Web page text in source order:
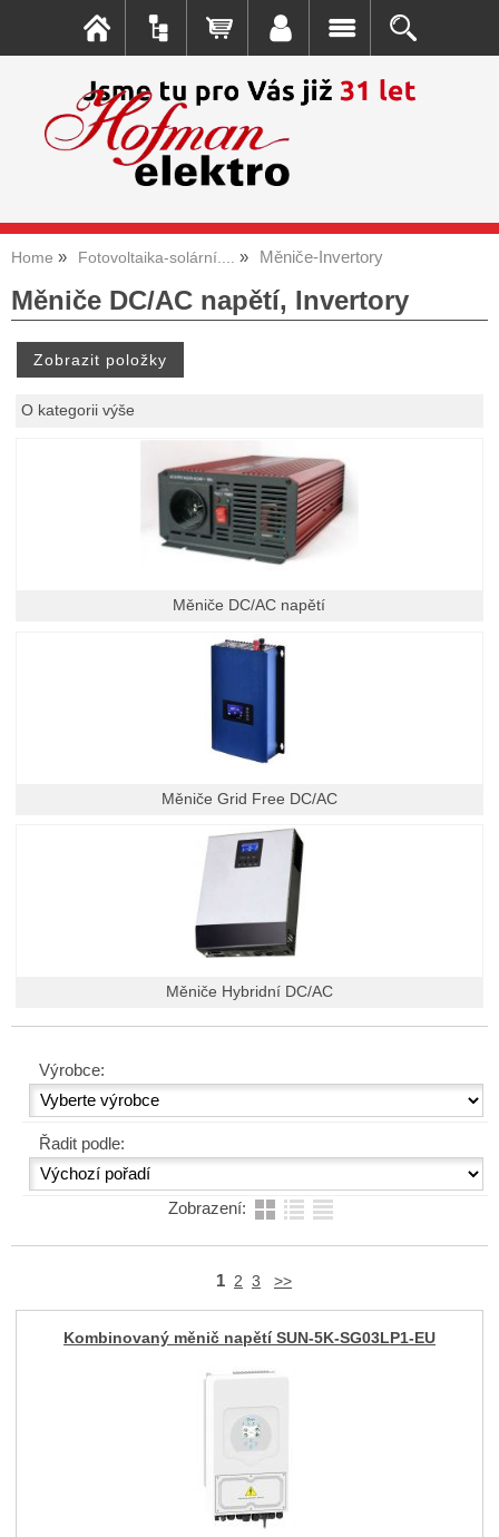
Home Fotovoltaika-solární.... Měniče-Invertory
Měniče DC/AC napětí, Invertory
O kategorii výše
Měniče DC/AC napětí
Měniče Grid Free DC/AC
Měniče Hybridní DC/AC
Výrobce:
Řadit podle:
Zobrazení:
1 2 3 >>
Kombinovaný měnič napětí SUN-5K-SG03LP1-EU